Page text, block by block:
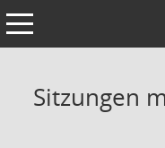
Toggle navigation
Sitzungen